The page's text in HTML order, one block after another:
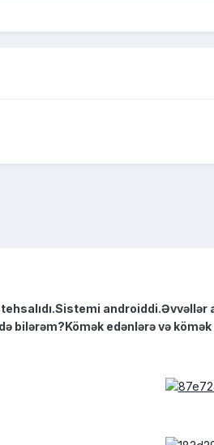
androiddi.Əvvəllər
bilərəm?Kömək edənlərə və